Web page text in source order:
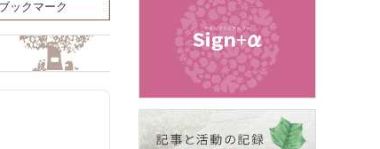
ックマーク